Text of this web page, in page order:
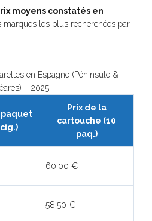
moyens constatés en
marques les plus recherchées par
en Espagne (Péninsule &
– 2025
paquet
Prix de la
cartouche (10
paq.)
60,00 €
58,50 €